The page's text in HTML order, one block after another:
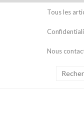
Tous les
Nous